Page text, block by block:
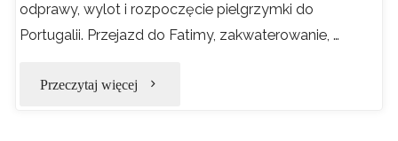
odprawy, wylot i rozpoczęcie pielgrzymki do
Portugalii. Przejazd do Fatimy, zakwaterowanie, …
Przeczytaj więcej "Pielgrzymka